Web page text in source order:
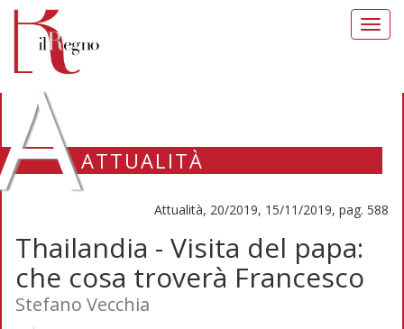
ATTUALITÀ
Attualità, 20/2019, 15/11/2019, pag. 588
Thailandia - Visita del papa:
che cosa troverà Francesco
Stefano Vecchia